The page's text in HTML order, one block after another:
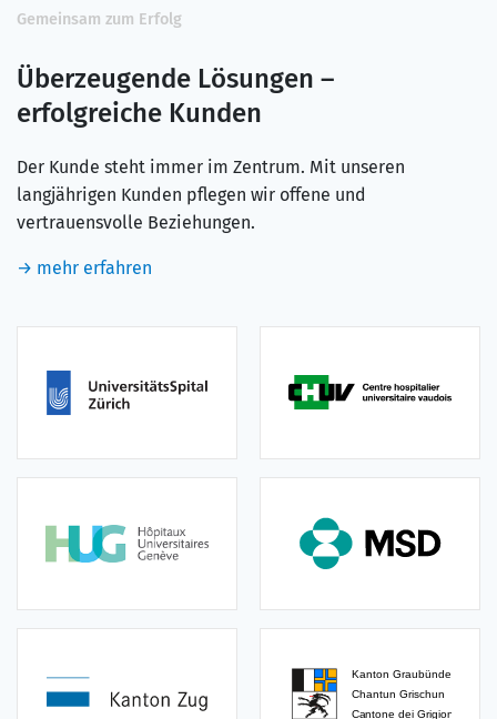
Gemeinsam zum Erfolg
Überzeugende Lösungen –
erfolgreiche Kunden
Der Kunde steht immer im Zentrum. Mit unseren
langjährigen Kunden pflegen wir offene und
vertrauensvolle Beziehungen.
→ mehr erfahren